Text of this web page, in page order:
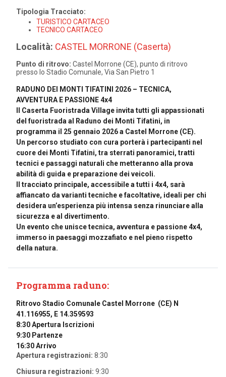
Tipologia Tracciato:
TURISTICO CARTACEO
TECNICO CARTACEO
Località: CASTEL MORRONE (Caserta)
Punto di ritrovo: Castel Morrone (CE), punto di ritrovo
presso lo Stadio Comunale, Via San Pietro 1
RADUNO DEI MONTI TIFATINI 2026 – TECNICA,
AVVENTURA E PASSIONE 4x4
Il Caserta Fuoristrada Village invita tutti gli appassionati
del fuoristrada al Raduno dei Monti Tifatini, in
programma il 25 gennaio 2026 a Castel Morrone (CE).
Un percorso studiato con cura porterà i partecipanti nel
cuore dei Monti Tifatini, tra sterrati panoramici, tratti
tecnici e passaggi naturali che metteranno alla prova
abilità di guida e preparazione dei veicoli.
Il tracciato principale, accessibile a tutti i 4x4, sarà
affiancato da varianti tecniche e facoltative, ideali per chi
desidera un’esperienza più intensa senza rinunciare alla
sicurezza e al divertimento.
Un evento che unisce tecnica, avventura e passione 4x4,
immerso in paesaggi mozzafiato e nel pieno rispetto
della natura.
Programma raduno:
Ritrovo Stadio Comunale Castel Morrone (CE) N
41.116955, E 14.359593
8:30 Apertura Iscrizioni
9:30 Partenze
16:30 Arrivo
Apertura registrazioni: 8:30
Chiusura registrazioni: 9:30